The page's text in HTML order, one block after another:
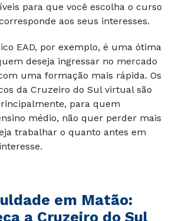
para que você escolha o curso
aos seus interesses.
EAD, por exemplo, é uma ótima
deseja ingressar no mercado
uma formação mais rápida. Os
da Cruzeiro do Sul virtual são
para quem
médio, não quer perder mais
trabalhar o quanto antes em
em Matão:
a Cruzeiro do Sul